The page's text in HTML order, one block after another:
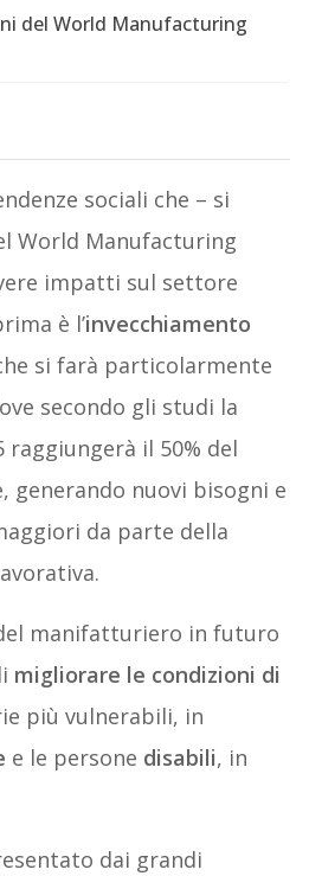
del World Manufacturing
sociali che – si
World Manufacturing
impatti sul settore
è l’invecchiamento
si farà particolarmente
secondo gli studi la
raggiungerà il 50% del
generando nuovi bisogni e
da parte della
manifatturiero in futuro
migliorare le condizioni di
più vulnerabili, in
e le persone disabili, in
dai grandi